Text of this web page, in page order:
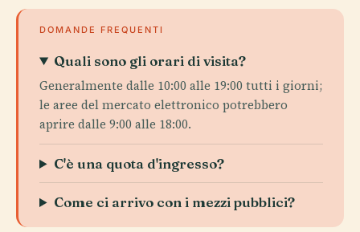
DOMANDE FREQUENTI
Quali sono gli orari di visita?
Generalmente dalle 10:00 alle 19:00 tutti i giorni;
le aree del mercato elettronico potrebbero
aprire dalle 9:00 alle 18:00.
C'è una quota d'ingresso?
Come ci arrivo con i mezzi pubblici?